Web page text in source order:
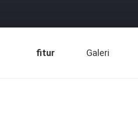
fitur Galeri